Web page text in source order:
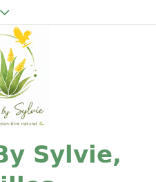
Sylvie,